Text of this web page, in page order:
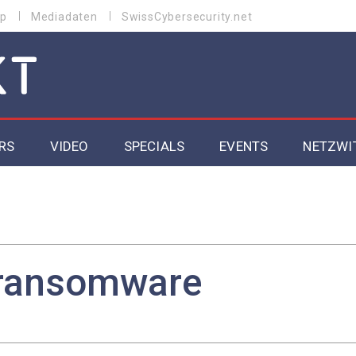
Mediadaten SwissCybersecurity.net
VIDEO SPECIALS EVENTS